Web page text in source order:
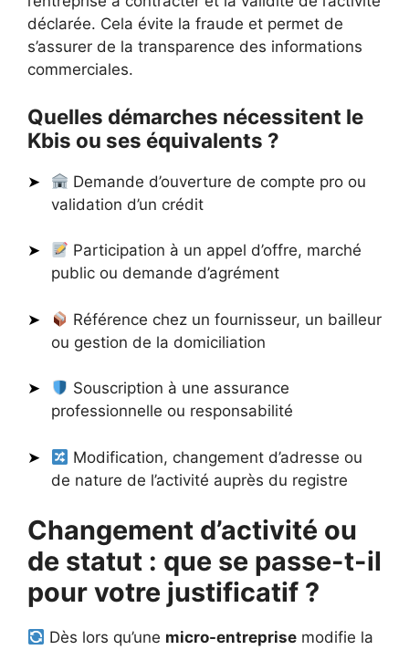
déclarée. Cela évite la fraude et permet de
s’assurer de la transparence des informations
commerciales.
Quelles démarches nécessitent le
Kbis ou ses équivalents ?
Demande d’ouverture de compte pro ou
validation d’un crédit
Participation à un appel d’offre, marché
public ou demande d’agrément
Référence chez un fournisseur, un bailleur
ou gestion de la domiciliation
Souscription à une assurance
professionnelle ou responsabilité
Modification, changement d’adresse ou
de nature de l’activité auprès du registre
Changement d’activité ou
de statut : que se passe-t-il
pour votre justificatif ?
Dès lors qu’une micro-entreprise modifie la